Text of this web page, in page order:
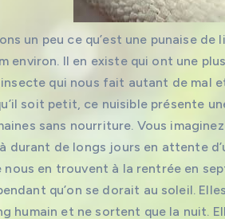
un peu ce qu’est une punaise
environ. Il en existe qui ont une
insecte qui nous fait autant de
soit petit, ce nuisible présente
sans nourriture. Vous imaginez
durant de longs jours en attente
nous en trouvent à la rentrée en
qu’on se dorait au soleil.
humain et ne sortent que la nuit.